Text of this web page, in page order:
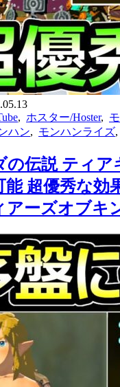
ホスター/Hoster,
ハン モンハンライズ
の伝説 ティ
能 超優秀な効
アーズオブキ